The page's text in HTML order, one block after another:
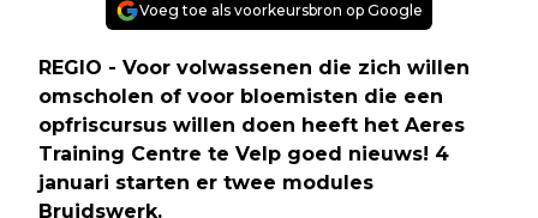
Voeg toe als voorkeursbron op Google
REGIO - Voor volwassenen die zich willen
omscholen of voor bloemisten die een
opfriscursus willen doen heeft het Aeres
Training Centre te Velp goed nieuws! 4
januari starten er twee modules
Bruidswerk.